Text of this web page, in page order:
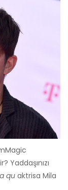
Yaddaşınızı
qu aktrisa Mila